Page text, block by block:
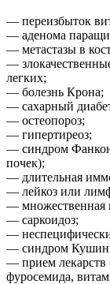
— переизбыток
— аденома
— метастазы в
—
легких;
— болезнь Крона;
— сахарный
— остеопороз;
— гипертиреоз;
— синдром
почек);
— длительная
— лейкоз или
— множественная
— саркоидоз;
—
— синдром
— прием лекарств
фуросемида,